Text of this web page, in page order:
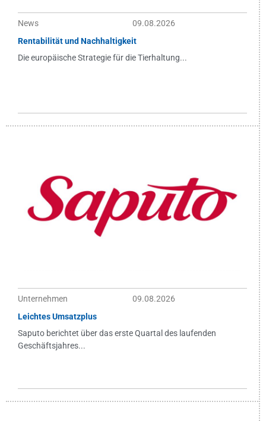
News
09.08.2026
Rentabilität und Nachhaltigkeit
Die europäische Strategie für die Tierhaltung...
Unternehmen
09.08.2026
Leichtes Umsatzplus
Saputo berichtet über das erste Quartal des laufenden
Geschäftsjahres...